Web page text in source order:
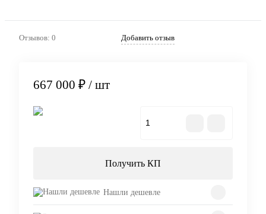
Отзывов: 0 Добавить отзыв
667 000 ₽ / шт
Получить КП
Нашли дешевле